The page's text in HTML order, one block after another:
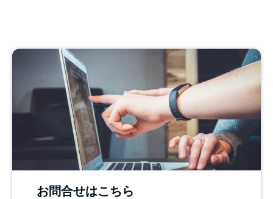
お問合せはこちら